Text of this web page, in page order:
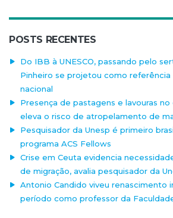
POSTS RECENTES
Do IBB à UNESCO, passando pelo
Pinheiro se projetou como referência
nacional
Presença de pastagens e lavouras
eleva o risco de atropelamento de
Pesquisador da Unesp é primeiro
programa ACS Fellows
Crise em Ceuta evidencia
de migração, avalia pesquisador da
Antonio Candido viveu renascimento
período como professor da